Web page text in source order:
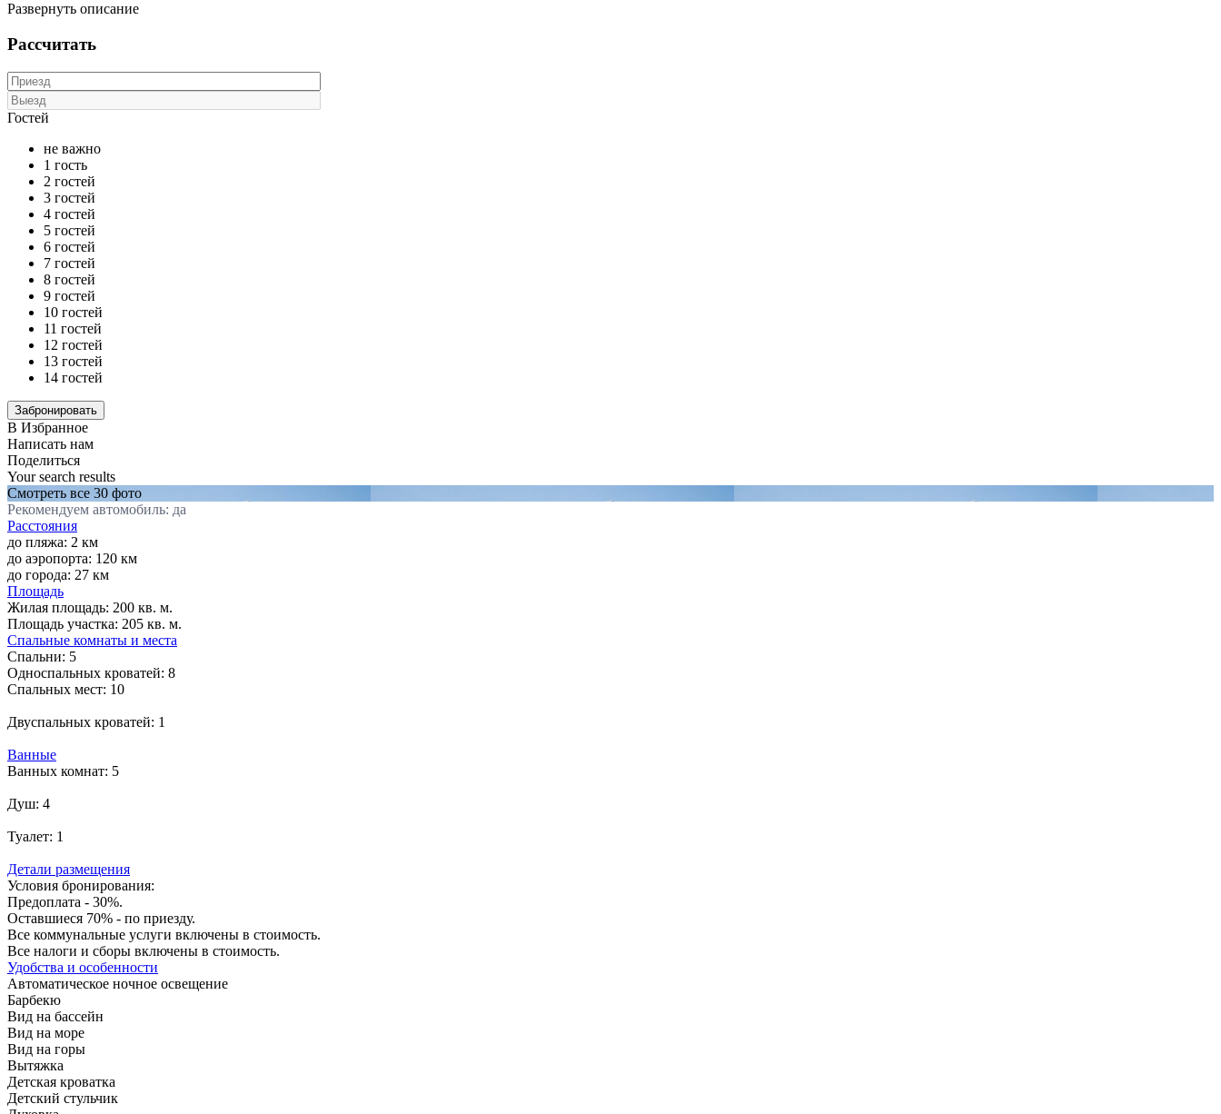
Развернуть описание
Рассчитать
Гостей
не важно
1 гость
2 гостей
3 гостей
4 гостей
5 гостей
6 гостей
7 гостей
8 гостей
9 гостей
10 гостей
11 гостей
12 гостей
13 гостей
14 гостей
В Избранное
Написать нам
Поделиться
Your search results
Смотреть все 30 фото
Рекомендуем автомобиль: да
Расстояния
до пляжа: 2 км
до аэропорта: 120 км
до города: 27 км
Площадь
Жилая площадь: 200 кв. м.
Площадь участка: 205 кв. м.
Спальные комнаты и места
Спальни: 5
Односпальных кроватей: 8
Спальных мест: 10
Двуспальных кроватей: 1
Ванные
Ванных комнат: 5
Душ: 4
Туалет: 1
Детали размещения
Условия бронирования:
Предоплата - 30%.
Оставшиеся 70% - по приезду.
Все коммунальные услуги включены в стоимость.
Все налоги и сборы включены в стоимость.
Удобства и особенности
Автоматическое ночное освещение
Барбекю
Вид на бассейн
Вид на море
Вид на горы
Вытяжка
Детская кроватка
Детский стульчик